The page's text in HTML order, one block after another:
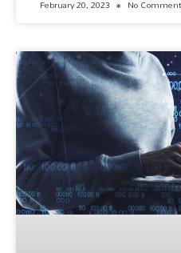
February 20, 2023 No